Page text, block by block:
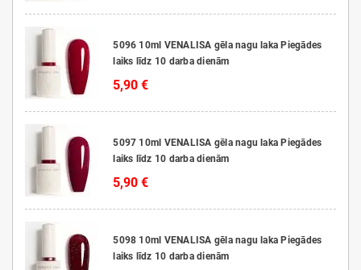
5096 10ml VENALISA gēla nagu laka Piegādes
laiks līdz 10 darba dienām
5,90 €
5097 10ml VENALISA gēla nagu laka Piegādes
laiks līdz 10 darba dienām
5,90 €
5098 10ml VENALISA gēla nagu laka Piegādes
laiks līdz 10 darba dienām